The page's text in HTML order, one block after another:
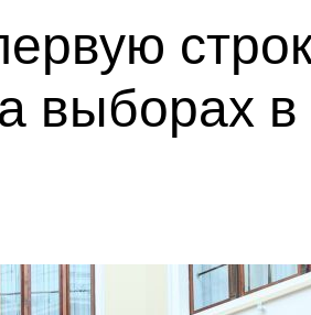
выборах в